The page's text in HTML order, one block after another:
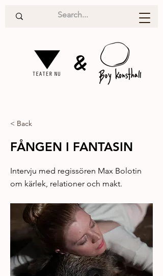
&
< Back
FÅNGEN I FANTASIN
Intervju med regissören Max Bolotin
om kärlek, relationer och makt.